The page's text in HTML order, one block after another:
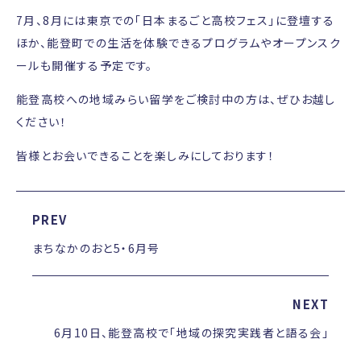
7月、8月には東京での「日本まるごと高校フェス」に登壇する
ほか、能登町での生活を体験できるプログラムやオープンスク
ールも開催する予定です。
能登高校への地域みらい留学をご検討中の方は、ぜひお越し
ください！
皆様とお会いできることを楽しみにしております！
PREV
まちなかのおと5・6月号
NEXT
6月10日、能登高校で「地域の探究実践者と語る会」